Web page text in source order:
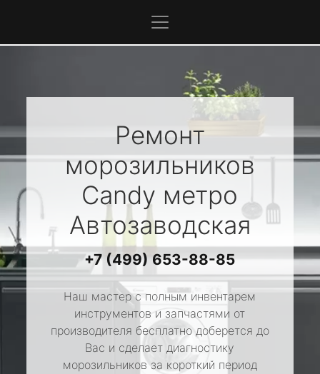
Ремонт
морозильников
Candy метро
Автозаводская
+7 (499) 653-88-85
Наш мастер с полным инвентарем
инструментов и запчастями от
производителя бесплатно доберется до
Вас и сделает диагностику
морозильников за короткий период